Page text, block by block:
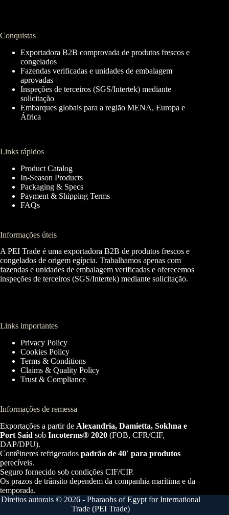
Conquistas
Exportadora B2B comprovada de produtos frescos e
congelados
Fazendas verificadas e unidades de embalagem
aprovadas
Inspeções de terceiros (SGS/Intertek) mediante
solicitação
Embarques globais para a região MENA, Europa e
África
Links rápidos
Product Catalog
In-Season Products
Packaging & Specs
Payment & Shipping Terms
FAQs
Informações úteis
A PEI Trade é uma exportadora B2B de produtos frescos e
congelados de origem egípcia. Trabalhamos apenas com
fazendas e unidades de embalagem verificadas e oferecemos
inspeções de terceiros (SGS/Intertek) mediante solicitação.
Links importantes
Privacy Policy
Cookies Policy
Terms & Conditions
Claims & Quality Policy
Trust & Compliance
Informações de remessa
Exportações a partir de Alexandria, Damietta, Sokhna e
Port Said sob Incoterms® 2020 (FOB, CFR/CIF,
DAP/DPU).
Contêineres refrigerados padrão de 40′ para produtos
perecíveis.
Seguro fornecido sob condições CIF/CIP.
Os prazos de trânsito dependem da companhia marítima e da
temporada.
Direitos autorais © 2026 - Pharaohs of Egypt for International
Trade (PEI Trade)